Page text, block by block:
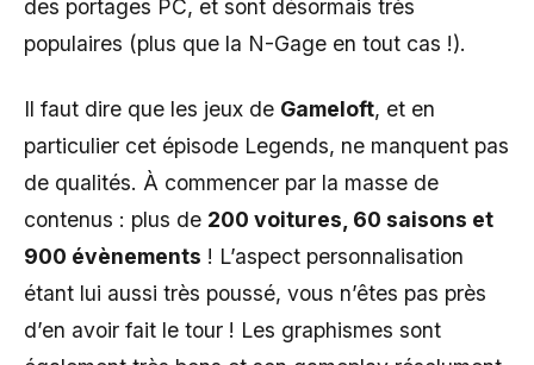
des portages PC, et sont désormais très
populaires (plus que la N-Gage en tout cas !).
Il faut dire que les jeux de Gameloft, et en
particulier cet épisode Legends, ne manquent pas
de qualités. À commencer par la masse de
contenus : plus de 200 voitures, 60 saisons et
900 évènements ! L’aspect personnalisation
étant lui aussi très poussé, vous n’êtes pas près
d’en avoir fait le tour ! Les graphismes sont